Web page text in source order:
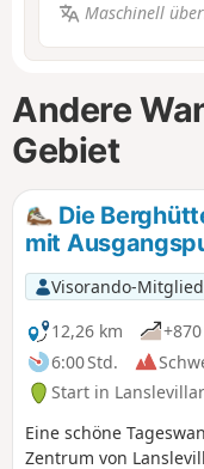
Maschinell
Andere
Gebiet
Die
mit
Visorando-Mitglied
12,26 km
6:00 Std.
Start in
Eine schöne
Zentrum von